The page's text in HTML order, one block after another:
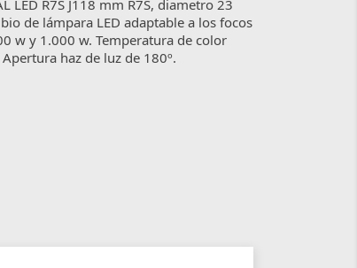
LED R7S J118 mm R7S, diametro 23
de lámpara LED adaptable a los focos
w y 1.000 w. Temperatura de color
haz de luz de 180º.